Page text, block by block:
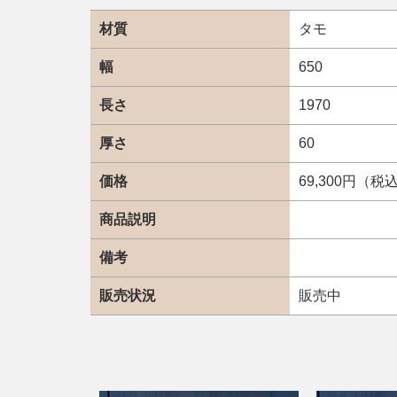
材質 タモ
幅 650
長さ 1970
厚さ 60
価格 69,300円（税
商品説明
備考
販売状況 販売中